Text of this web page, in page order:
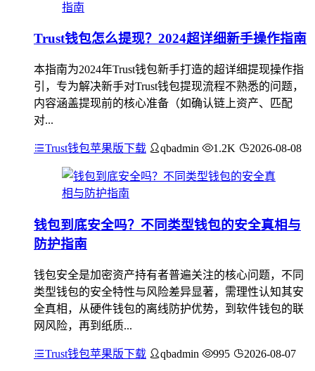
Trust钱包怎么提现？2024超详细新手操作指南
本指南为2024年Trust钱包新手打造的超详细提现操作指
引，专为解决新手对Trust钱包提现流程不熟悉的问题，
内容涵盖提现前的核心准备（如确认链上资产、匹配
对...
Trust钱包苹果版下载 qbadmin 1.2K 2026-08-08
钱包到底安全吗？不同类型钱包的安全真相与
防护指南
钱包安全是加密资产持有者普遍关注的核心问题，不同
类型钱包的安全特性与风险差异显著，需理性认知其安
全真相，从硬件钱包的离线防护优势，到软件钱包的联
网风险，再到纸质...
Trust钱包苹果版下载 qbadmin 995 2026-08-07